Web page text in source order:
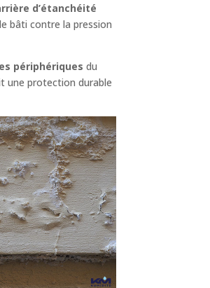
d’étanchéité
bâti contre la pression
périphériques du
une protection durable